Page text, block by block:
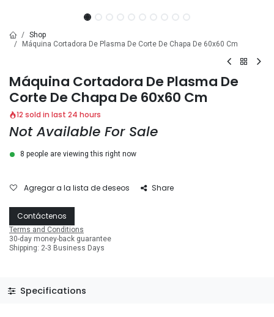
Shop
Máquina Cortadora De Plasma De Corte De Chapa De 60x60 Cm
Máquina Cortadora De Plasma De
Corte De Chapa De 60x60 Cm
12 sold in last 24 hours
Not Available For Sale
8 people are viewing this right now
Agregar a la lista de deseos Share
Contáctenos
Terms and Conditions
30-day money-back guarantee
Shipping: 2-3 Business Days
Specifications